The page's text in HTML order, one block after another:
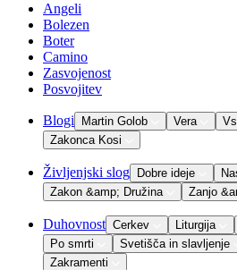
Angeli
Bolezen
Boter
Camino
Zasvojenost
Posvojitev
Blogi Martin Golob Vera
Zakonca Kosi
Življenjski slog Dobre ideje
Zakon &amp; Družina
Zanjo
Duhovnost Cerkev Liturgija
Po smrti
Svetišča in slavljenje
Zakramenti